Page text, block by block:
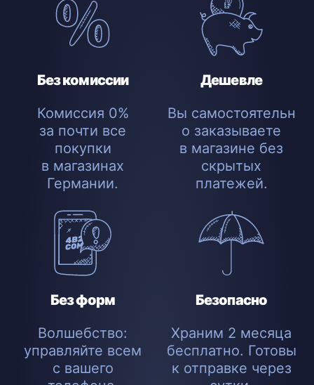
Без комиссии
Комиссия 0%
за почти все
покупки
в магазинах
Германии.
Дешевле
Вы самостоятельн
о заказываете
в магазине без
скрытых
платежей.
Без форм
Волшебство:
управляйте всем
с вашего
Безопасно
Храним 2 месяца
бесплатно. Готовы
к отправке через